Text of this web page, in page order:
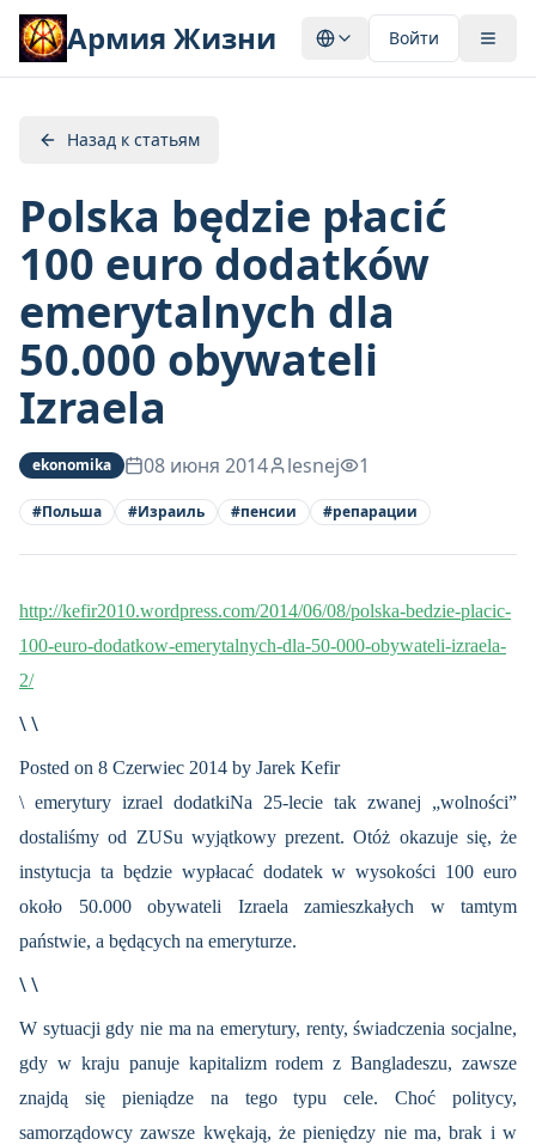
Армия Жизни Войти
Назад к статьям
Polska będzie płacić
100 euro dodatków
emerytalnych dla
50.000 obywateli
Izraela
ekonomika 08 июня 2014 lesnej 1
#Польша #Израиль #пенсии #репарации
http://kefir2010.wordpress.com/2014/06/08/polska-bedzie-placic-
100-euro-dodatkow-emerytalnych-dla-50-000-obywateli-izraela-
2/
\ \
Posted on 8 Czerwiec 2014 by Jarek Kefir
\ emerytury izrael dodatkiNa 25-lecie tak zwanej „wolności”
dostaliśmy od ZUSu wyjątkowy prezent. Otóż okazuje się, że
instytucja ta będzie wypłacać dodatek w wysokości 100 euro
około 50.000 obywateli Izraela zamieszkałych w tamtym
państwie, a będących na emeryturze.
\ \
W sytuacji gdy nie ma na emerytury, renty, świadczenia socjalne,
gdy w kraju panuje kapitalizm rodem z Bangladeszu, zawsze
znajdą się pieniądze na tego typu cele. Choć politycy,
samorządowcy zawsze kwękają, że pieniędzy nie ma, brak i w